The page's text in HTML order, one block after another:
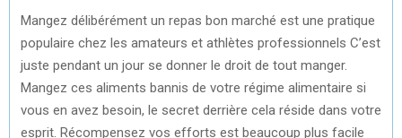
Mangez délibérément un repas bon marché est une pratique
populaire chez les amateurs et athlètes professionnels C’est
juste pendant un jour se donner le droit de tout manger.
Mangez ces aliments bannis de votre régime alimentaire si
vous en avez besoin, le secret derrière cela réside dans votre
esprit. Récompensez vos efforts est beaucoup plus facile